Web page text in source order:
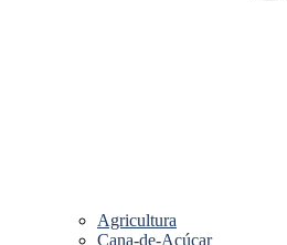
Agricultura
Cana-de-Açúcar